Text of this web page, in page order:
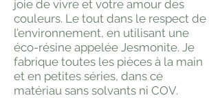
joie de vivre et votre amour des
couleurs. Le tout dans le respect de
l’environnement, en utilisant une
éco-résine appelée Jesmonite. Je
fabrique toutes les pièces à la main
et en petites séries, dans ce
matériau sans solvants ni COV.